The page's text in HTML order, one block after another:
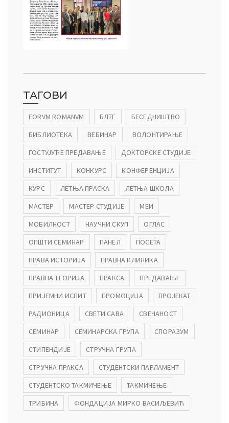
ТАГОВИ
FORVM ROMANVM БЛТГ
БЕСЕДНИШТВО
БИБЛИОТЕКА
ВЕБИНАР
ВОЛОНТИРАЊЕ
ГОСТУЈУЋЕ ПРЕДАВАЊЕ
ДОКТОРСКЕ СТУДИЈЕ
ИНСТИТУТ
КОНКУРС
КОНФЕРЕНЦИЈА
КУРС
ЛЕТЊА ПРАСКА
ЛЕТЊА ШКОЛА
МАСТЕР
МАСТЕР СТУДИЈЕ
МЕИ
МОБИЛНОСТ
НАУЧНИ СКУП
ОГЛАС
ОПШТИ СЕМИНАР
ПАНЕЛ
ПОСЕТА
ПРАВА ИСТОРИЈА
ПРАВНА КЛИНИКА
ПРАВНА ТЕОРИЈА
ПРАКСА
ПРЕДАВАЊЕ
ПРИЈЕМНИ ИСПИТ
ПРОМОЦИЈА
ПРОЈЕКАТ
РАДИОНИЦА
СВЕТИ САВА
СВЕЧАНОСТ
СЕМИНАР
СЕМИНАРСКА ГРУПА
СПОРАЗУМ
СТИПЕНДИЈЕ
СТРУЧНА ГРУПА
СТРУЧНА ПРАКСА
СТУДЕНТСКИ ПАРЛАМЕНТ
СТУДЕНТСКО ТАКМИЧЕЊЕ
ТАКМИЧЕЊЕ
ТРИБИНА
ФОНДАЦИЈА МИРКО ВАСИЉЕВИЋ